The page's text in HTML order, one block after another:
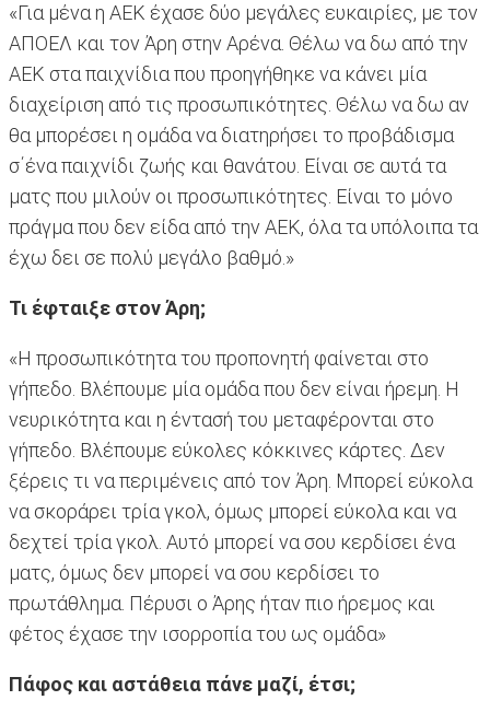
«Για μένα η ΑΕΚ έχασε δύο μεγάλες ευκαιρίες, με τον
ΑΠΟΕΛ και τον Άρη στην Αρένα. Θέλω να δω από την
ΑΕΚ στα παιχνίδια που προηγήθηκε να κάνει μία
διαχείριση από τις προσωπικότητες. Θέλω να δω αν
θα μπορέσει η ομάδα να διατηρήσει το προβάδισμα
σ΄ένα παιχνίδι ζωής και θανάτου. Είναι σε αυτά τα
ματς που μιλούν οι προσωπικότητες. Είναι το μόνο
πράγμα που δεν είδα από την ΑΕΚ, όλα τα υπόλοιπα τα
έχω δει σε πολύ μεγάλο βαθμό.»
Τι έφταιξε στον Άρη;
«Η προσωπικότητα του προπονητή φαίνεται στο
γήπεδο. Βλέπουμε μία ομάδα που δεν είναι ήρεμη. Η
νευρικότητα και η έντασή του μεταφέρονται στο
γήπεδο. Βλέπουμε εύκολες κόκκινες κάρτες. Δεν
ξέρεις τι να περιμένεις από τον Άρη. Μπορεί εύκολα
να σκοράρει τρία γκολ, όμως μπορεί εύκολα και να
δεχτεί τρία γκολ. Αυτό μπορεί να σου κερδίσει ένα
ματς, όμως δεν μπορεί να σου κερδίσει το
πρωτάθλημα. Πέρυσι ο Άρης ήταν πιο ήρεμος και
φέτος έχασε την ισορροπία του ως ομάδα»
Πάφος και αστάθεια πάνε μαζί, έτσι;